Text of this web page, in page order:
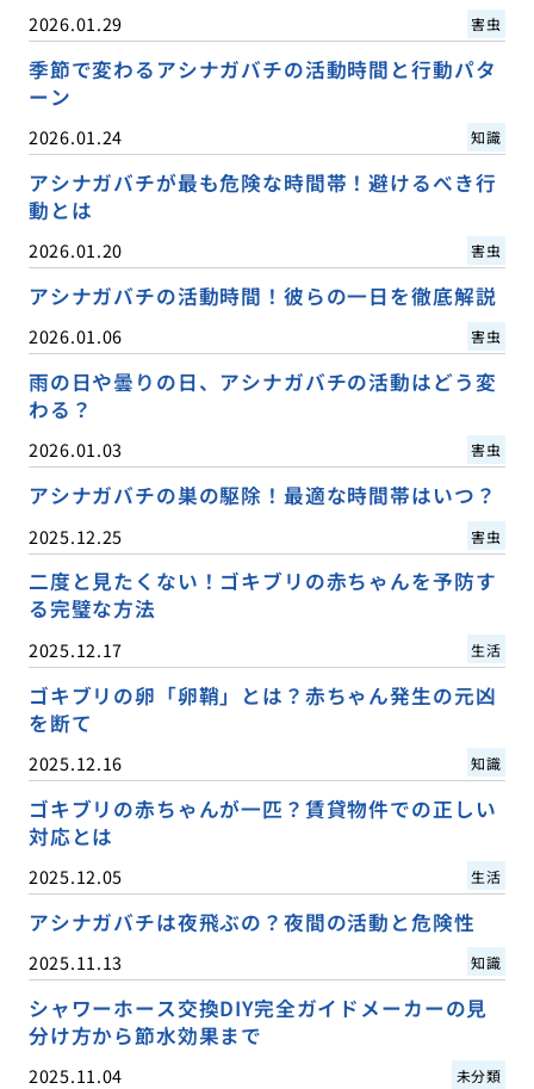
2026.01.29 害虫
季節で変わるアシナガバチの活動時間と行動パタ
ーン
2026.01.24 知識
アシナガバチが最も危険な時間帯！避けるべき行
動とは
2026.01.20 害虫
アシナガバチの活動時間！彼らの一日を徹底解説
2026.01.06 害虫
雨の日や曇りの日、アシナガバチの活動はどう変
わる？
2026.01.03 害虫
アシナガバチの巣の駆除！最適な時間帯はいつ？
2025.12.25 害虫
二度と見たくない！ゴキブリの赤ちゃんを予防す
る完璧な方法
2025.12.17 生活
ゴキブリの卵「卵鞘」とは？赤ちゃん発生の元凶
を断て
2025.12.16 知識
ゴキブリの赤ちゃんが一匹？賃貸物件での正しい
対応とは
2025.12.05 生活
アシナガバチは夜飛ぶの？夜間の活動と危険性
2025.11.13 知識
シャワーホース交換DIY完全ガイドメーカーの見
分け方から節水効果まで
2025.11.04 未分類